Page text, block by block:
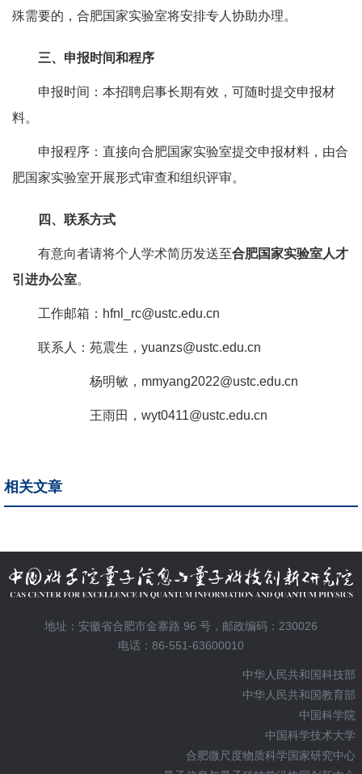
殊需要的，合肥国家实验室将安排专人协助办理。
三、申报时间和程序
申报时间：本招聘启事长期有效，可随时提交申报材
料。
申报程序：直接向合肥国家实验室提交申报材料，由合
肥国家实验室开展形式审查和组织评审。
四、联系方式
有意向者请将个人学术简历发送至合肥国家实验室人才
引进办公室。
工作邮箱： hfnl_rc@ustc.edu.cn
联系人：苑震生，yuanzs@ustc.edu.cn
杨明敏， mmyang2022@ustc.edu.cn
王雨田，wyt0411@ustc.edu.cn
相关文章
地址：安徽省合肥市金寨路 96 号，邮政编码：230026
电话：86-551-63600010
中华人民共和国科技部
中华人民共和国教育部
中国科学院
中国科学技术大学
合肥微尺度物质科学国家研究中心